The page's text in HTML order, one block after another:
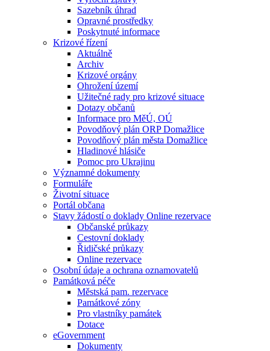
Sazebník úhrad
Opravné prostředky
Poskytnuté informace
Krizové řízení
Aktuálně
Archiv
Krizové orgány
Ohrožení území
Užitečné rady pro krizové situace
Dotazy občanů
Informace pro MěÚ, OÚ
Povodňový plán ORP Domažlice
Povodňový plán města Domažlice
Hladinové hlásiče
Pomoc pro Ukrajinu
Významné dokumenty
Formuláře
Životní situace
Portál občana
Stavy žádostí o doklady Online rezervace
Občanské průkazy
Cestovní doklady
Řidičské průkazy
Online rezervace
Osobní údaje a ochrana oznamovatelů
Památková péče
Městská pam. rezervace
Památkové zóny
Pro vlastníky památek
Dotace
eGovernment
Dokumenty